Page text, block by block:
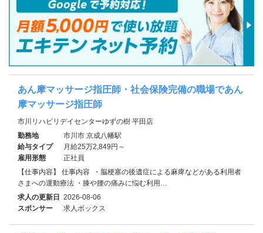
あん摩マッサージ指圧師・社会保険完備の職場であん
摩マッサージ指圧師
市川リハビリデイセンターゆずの樹 平田店
勤務地
市川市 京成八幡駅
給与タイプ
月給25万2,849円～
雇用形態
正社員
【仕事内容】‍ 仕事内容 ‍ ・脳梗塞の後遺症による麻痺などがある利用者
さまへの運動療法 ・膝や腰の痛みに悩む利用…
求人の更新日 2026-08-06
スポンサー
求人ボックス